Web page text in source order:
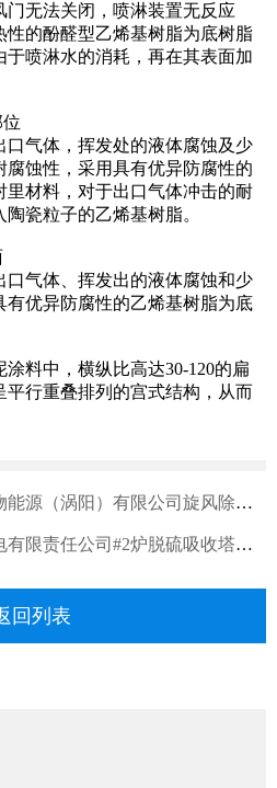
无法关闭，喷淋装置无反应
性的酚醛型乙烯基树脂为底树脂
喷淋水的消耗，再在其表面加
气体，挥发处的液体腐蚀及少
蚀性，采用具有优异防腐性的
里材料，对于出口气体冲击的耐
瓷粒子的乙烯基树脂。
气体、挥发出的液体腐蚀和少
优异防腐性的乙烯基树脂为底
料中，横纵比高达30-120的扁
行重叠排列的宫式结构，从而
有限公司旋风除尘器筒体防磨工程施工承包合同
司#2炉脱硫吸收塔及烟道衬胶及鳞片修补方案
回列表